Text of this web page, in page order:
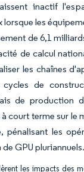
inactif
lorsque les
de 6,1
de calcul
les chaînes
cycles de
de production
court terme sur le
pénalisant les
GPU pluriannuels.
les impacts des